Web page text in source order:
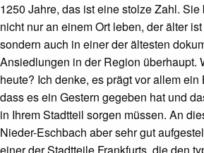
1250 Jahre, das ist eine stolze Zahl.
nicht nur an einem Ort leben, der älter
sondern auch in einer der ältesten
Ansiedlungen in der Region überhaupt.
heute? Ich denke, es prägt vor allem ein
dass es ein Gestern gegeben hat und
in Ihrem Stadtteil sorgen müssen. An
Nieder-Eschbach aber sehr gut